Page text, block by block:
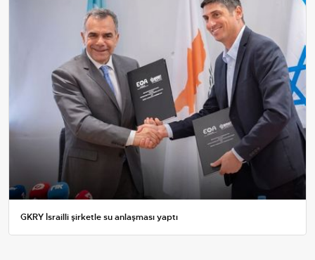
GKRY İsrailli şirketle su anlaşması yaptı